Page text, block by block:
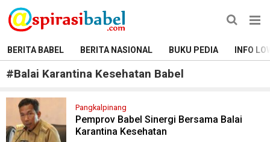
BERITA BABEL BERITA NASIONAL BUKU PEDIA INFO
#Balai Karantina Kesehatan Babel
Pangkalpinang
Pemprov Babel Sinergi Bersama Balai
Karantina Kesehatan